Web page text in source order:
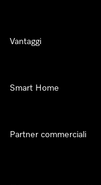
Vantaggi
Smart Home
Partner commerciali